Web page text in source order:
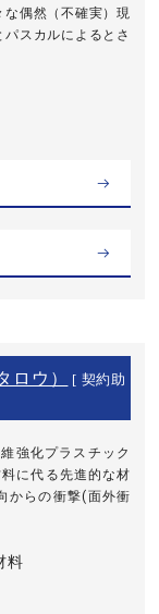
偶然（不確実）現
スカルによるとさ
ウ）
[ 契約助
強化プラスチック
に代る先進的な材
からの衝撃(面外衝
料